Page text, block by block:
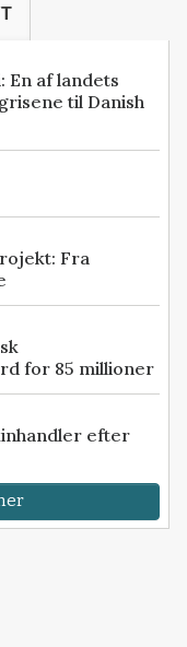
En af landets
til Danish
Fra
for 85 millioner
efter